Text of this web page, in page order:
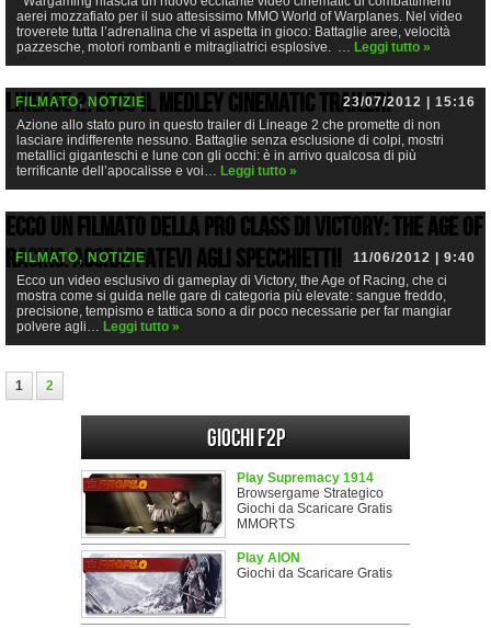
aerei mozzafiato per il suo attesissimo MMO World of Warplanes. Nel video
troverete tutta l’adrenalina che vi aspetta in gioco: Battaglie aree, velocità
pazzesche, motori rombanti e mitragliatrici esplosive. … Leggi tutto »
Lineage 2: ecco il Medley cinematic trailer!
FILMATO,NOTIZIE
23/07/2012 | 15:16
Azione allo stato puro in questo trailer di Lineage 2 che promette di non
lasciare indifferente nessuno. Battaglie senza esclusione di colpi, mostri
metallici giganteschi e lune con gli occhi: è in arrivo qualcosa di più
terrificante dell’apocalisse e voi… Leggi tutto »
Ecco un filmato della Pro Class di Victory: the Age of
Racing. Aggrappatevi agli specchietti!
FILMATO, NOTIZIE
11/06/2012 | 9:40
Ecco un video esclusivo di gameplay di Victory, the Age of Racing, che ci
mostra come si guida nelle gare di categoria più elevate: sangue freddo,
precisione, tempismo e tattica sono a dir poco necessarie per far mangiar
polvere agli… Leggi tutto »
1 2
Giochi F2P
Play Supremacy 1914
Browsergame Strategico
Giochi da Scaricare Gratis
MMORTS
Play AION
Giochi da Scaricare Gratis